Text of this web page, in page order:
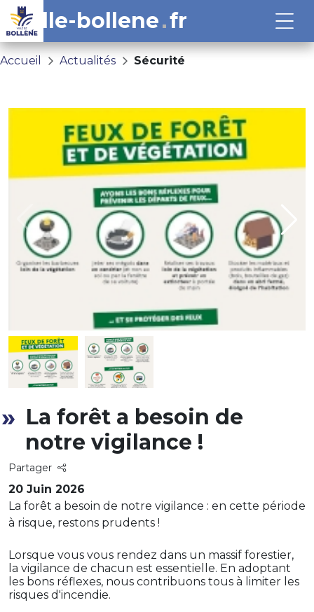
ville-bollene fr
Accueil Actualités Sécurité
La forêt a besoin de
notre vigilance !
Partager
20 Juin 2026
La forêt a besoin de notre vigilance : en cette période
à risque, restons prudents !
Lorsque vous vous rendez dans un massif forestier,
la vigilance de chacun est essentielle. En adoptant
les bons réflexes, nous contribuons tous à limiter les
risques d'incendie.